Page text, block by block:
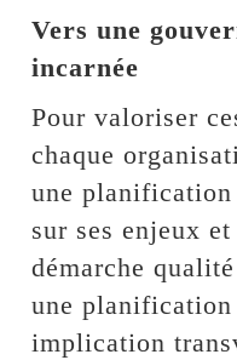
Vers une
incarnée
Pour valoriser
chaque
une
sur ses enjeux
démarche
une
implication